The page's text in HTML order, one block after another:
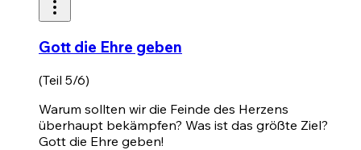
Gott die Ehre geben
(Teil 5/6)
Warum sollten wir die Feinde des Herzens
überhaupt bekämpfen? Was ist das größte Ziel?
Gott die Ehre geben!